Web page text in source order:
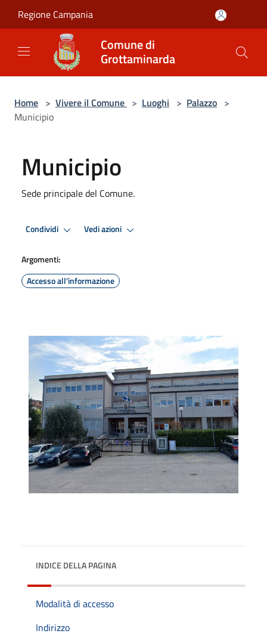
Regione Campania
Comune di
Grottaminarda
Home > Vivere il Comune > Luoghi > Palazzo >
Municipio
Municipio
Sede principale del Comune.
Condividi Vedi azioni
Argomenti:
Accesso all'informazione
INDICE DELLA PAGINA
Modalità di accesso
Indirizzo